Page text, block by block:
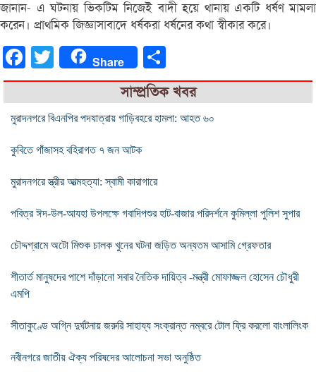
জানান- এ ঘটনায় ভিকটিম নিজেই বাদী হয়ে থানায় একটি ধর্ষণ মামলা
করেন। প্রাথমিক জিজ্ঞাসাবাদে ধর্ষকরা ধর্ষনের কথা স্বীকার করে।
FacebookTwitter Share
সাম্প্রতিক খবর
মুরাদনগরে বিএনপির পদযাত্রায় গাড়িবহরে হামলা: আহত ৬০
কুবিতে গাঁজাসহ বহিরাগত ৭ জন আটক
মুরাদনগরে স্ত্রীর আত্মহত্যা: স্বামী কারাগারে
পবিত্র ঈদ-উল-আযহা উপলক্ষে গবাদিপশুর হাট-বাজার পরিদর্শনে কুমিল্লা পুলিশ সুপার
চৌদ্দগ্রামে অটো মিশুক চালক খুনের ঘটনা জড়িত অন্যতম আসামি গ্রেফতার
শীতার্ত মানুষদের পাশে দাঁড়ানো সবার নৈতিক দায়িত্ব -মন্ত্রী মোফাজ্জল হোসেন চৌধুরী
এমপি
সীতাকুণ্ডে অগ্নি দুর্ঘটনায় জরুরি সাহায্য সংক্রান্ত নম্বরে টোল ফ্রি করলো বাংলালিংক
নবীনগরে জাতীয় ঐক্য পরিষদের আলোচনা সভা অনুষ্ঠিত